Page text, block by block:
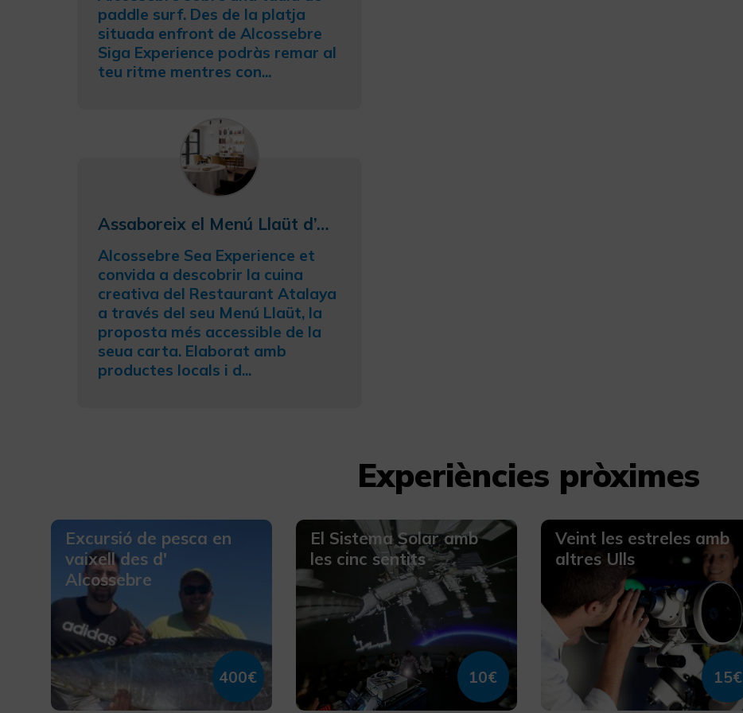
paddle surf. Des de la platja
situada enfront de Alcossebre
Siga Experience podràs remar al
teu ritme mentres con...
Assaboreix el Menú Llaüt d’Atalaya a Alcossebre
Alcossebre Sea Experience et
convida a descobrir la cuina
creativa del Restaurant Atalaya
a través del seu Menú Llaüt, la
proposta més accessible de la
seua carta. Elaborat amb
productes locals i d...
Experiències pròximes
Excursió de pesca en
vaixell des d'
Alcossebre
400€
El Sistema Solar amb
les cinc sentits
10€
Veint les estreles amb
altres Ulls
15€